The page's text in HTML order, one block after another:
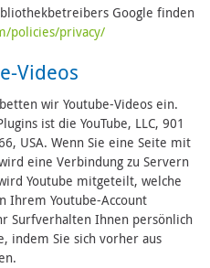
Google finden
policies/privacy/
Videos
wir Youtube-Videos ein.
ist die YouTube, LLC, 901
USA. Wenn Sie eine Seite mit
eine Verbindung zu Servern
Youtube mitgeteilt, welche
Ihrem Youtube-Account
Surfverhalten Ihnen persönlich
indem Sie sich vorher aus